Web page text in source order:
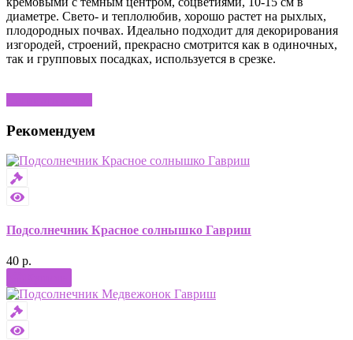
диаметре. Свето- и теплолюбив, хорошо растет на рыхлых,
плодородных почвах. Идеально подходит для декорирования
изгородей, строений, прекрасно смотрится как в одиночных,
так и групповых посадках, используется в срезке.
Рекомендуем
Подсолнечник Красное солнышко Гавриш
40 р.